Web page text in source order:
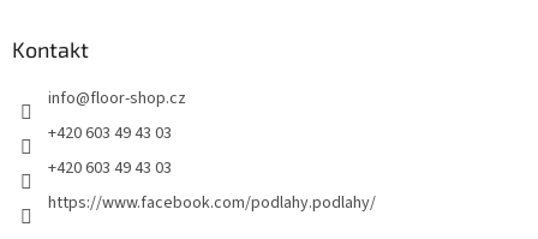
Kontakt
info@floor-shop.cz
+420 603 49 43 03
+420 603 49 43 03
https://www.facebook.com/podlahy.podlahy/